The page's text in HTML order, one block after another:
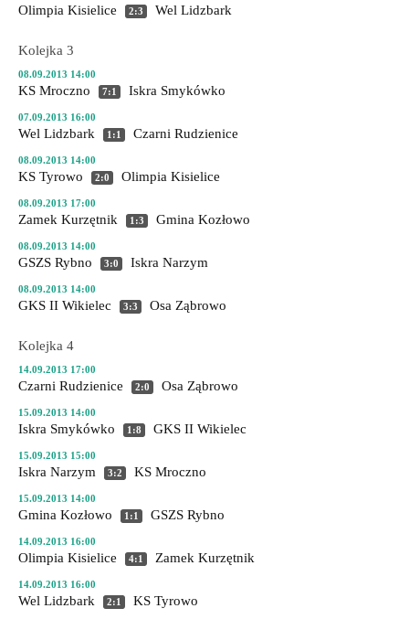
Olimpia Kisielice 2:3 Wel Lidzbark
Kolejka 3
08.09.2013 14:00
KS Mroczno 7:1 Iskra Smykówko
07.09.2013 16:00
Wel Lidzbark 1:1 Czarni Rudzienice
08.09.2013 14:00
KS Tyrowo 2:0 Olimpia Kisielice
08.09.2013 17:00
Zamek Kurzętnik 1:3 Gmina Kozłowo
08.09.2013 14:00
GSZS Rybno 3:0 Iskra Narzym
08.09.2013 14:00
GKS II Wikielec 3:3 Osa Ząbrowo
Kolejka 4
14.09.2013 17:00
Czarni Rudzienice 2:0 Osa Ząbrowo
15.09.2013 14:00
Iskra Smykówko 1:8 GKS II Wikielec
15.09.2013 15:00
Iskra Narzym 3:2 KS Mroczno
15.09.2013 14:00
Gmina Kozłowo 1:1 GSZS Rybno
14.09.2013 16:00
Olimpia Kisielice 4:1 Zamek Kurzętnik
14.09.2013 16:00
Wel Lidzbark 2:1 KS Tyrowo